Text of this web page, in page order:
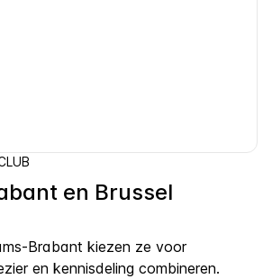
en Brussel
Brabant kiezen ze voor
en kennisdeling combineren.